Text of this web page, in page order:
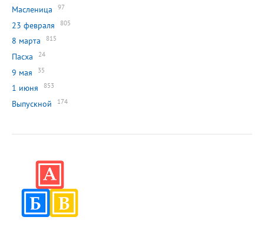
Масленица 97
23 февраля 805
8 марта 815
Пасха 24
9 мая 35
1 июня 853
Выпускной 174